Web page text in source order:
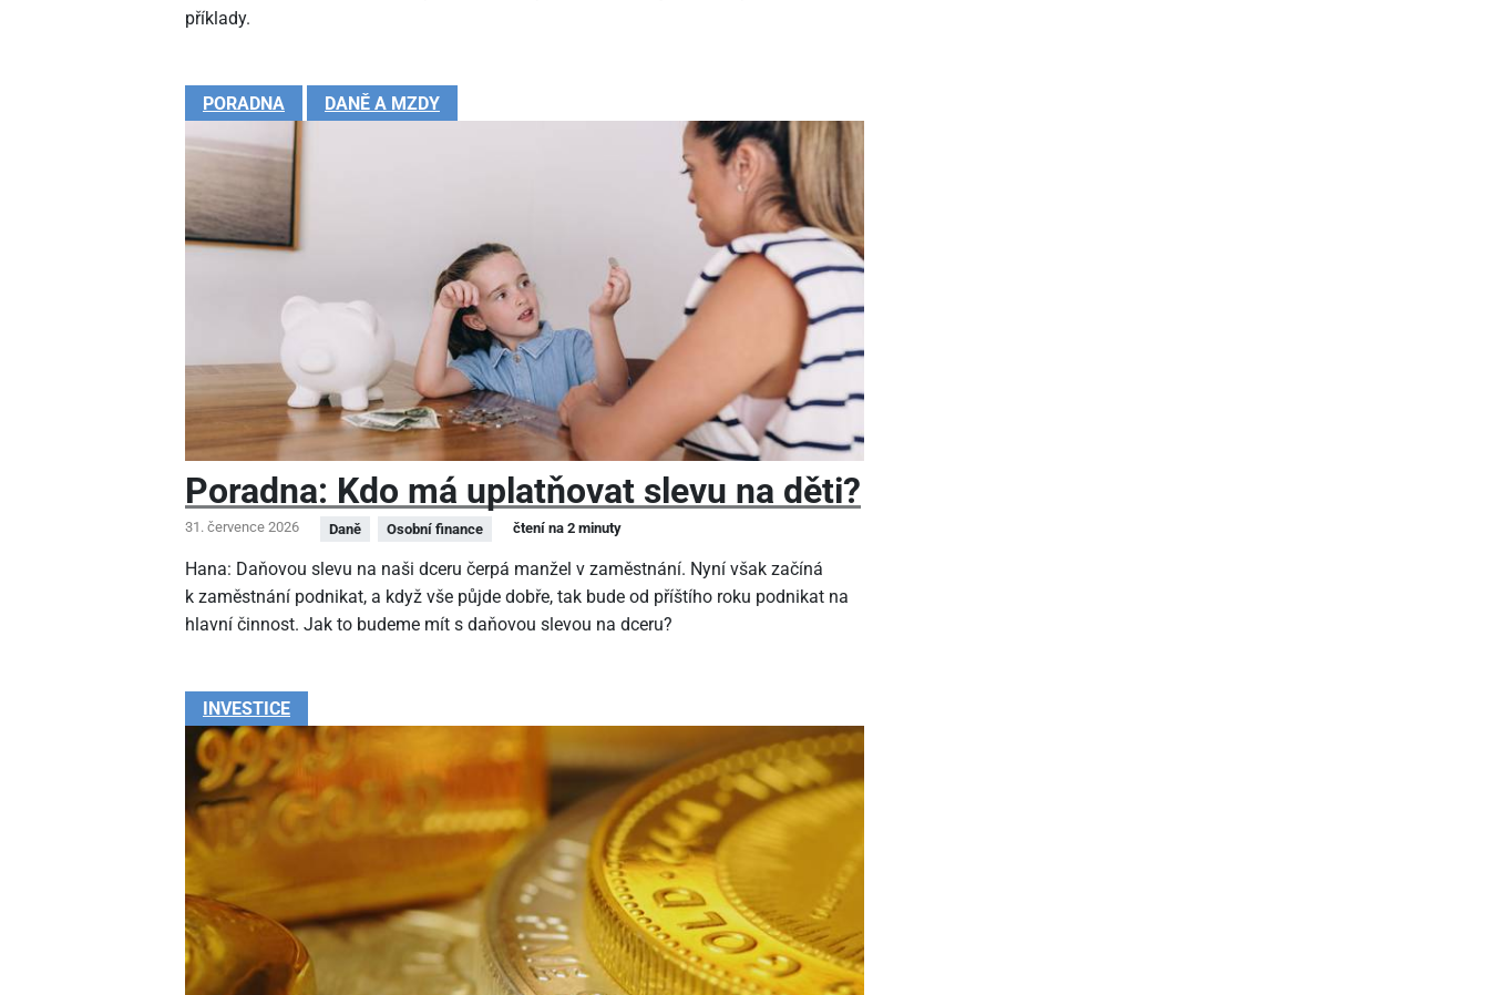
příklady.
PORADNA DANĚ A MZDY
Poradna: Kdo má uplatňovat slevu na děti?
31. července 2026 Daně Osobní finance čtení na 2 minuty
Hana: Daňovou slevu na naši dceru čerpá manžel v zaměstnání. Nyní však začíná
k zaměstnání podnikat, a když vše půjde dobře, tak bude od příštího roku podnikat na
hlavní činnost. Jak to budeme mít s daňovou slevou na dceru?
INVESTICE